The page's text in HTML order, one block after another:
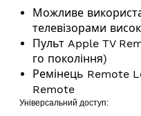
Можливе
телевізорами
Пульт Apple TV
го покоління)
Ремінець Remote
Remote
Універсальний доступ: